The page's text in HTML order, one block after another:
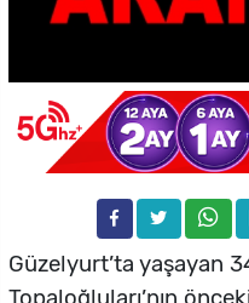
Güzelyurt’ta yaşayan